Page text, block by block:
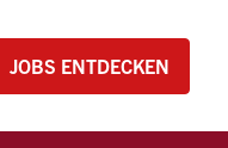
JOBS ENTDECKEN